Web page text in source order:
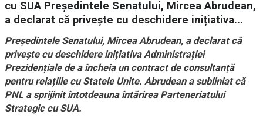
cu SUA Președintele Senatului, Mircea Abrudean,
a declarat că privește cu deschidere inițiativa...
Președintele Senatului, Mircea Abrudean, a declarat că
privește cu deschidere inițiativa Administrației
Prezidențiale de a încheia un contract de consultanță
pentru relațiile cu Statele Unite. Abrudean a subliniat că
PNL a sprijinit întotdeauna întărirea Parteneriatului
Strategic cu SUA.